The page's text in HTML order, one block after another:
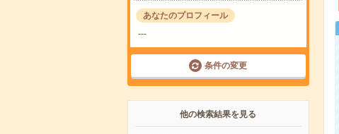
あなたのプロフィール
---
条件の変更
他の検索結果を見る